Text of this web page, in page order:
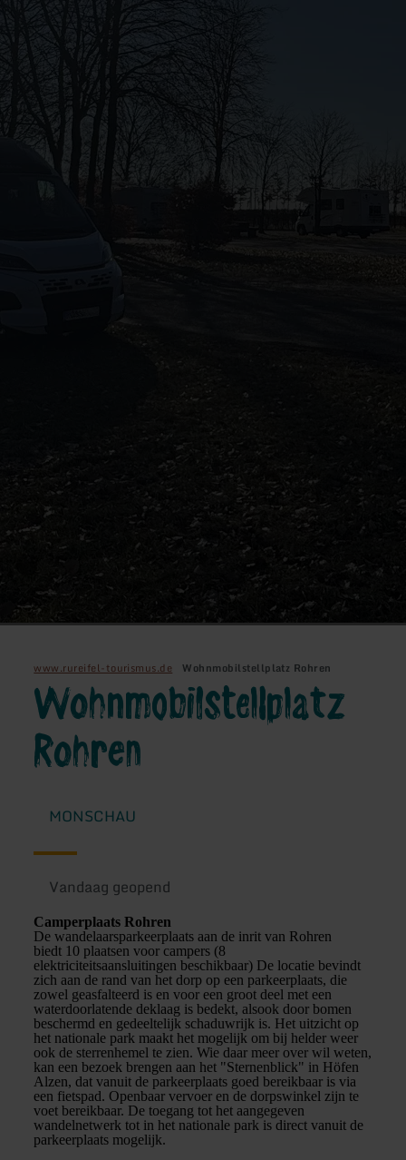
www.rureifel-tourismus.de Wohnmobilstellplatz Rohren
Wohnmobilstellplatz
Rohren
MONSCHAU
Vandaag geopend
Camperplaats Rohren
De wandelaarsparkeerplaats aan de inrit van Rohren
biedt 10 plaatsen voor campers (8
elektriciteitsaansluitingen beschikbaar) De locatie bevindt
zich aan de rand van het dorp op een parkeerplaats, die
zowel geasfalteerd is en voor een groot deel met een
waterdoorlatende deklaag is bedekt, alsook door bomen
beschermd en gedeeltelijk schaduwrijk is. Het uitzicht op
het nationale park maakt het mogelijk om bij helder weer
ook de sterrenhemel te zien. Wie daar meer over wil weten,
kan een bezoek brengen aan het "Sternenblick" in Höfen
Alzen, dat vanuit de parkeerplaats goed bereikbaar is via
een fietspad. Openbaar vervoer en de dorpswinkel zijn te
voet bereikbaar. De toegang tot het aangegeven
wandelnetwerk tot in het nationale park is direct vanuit de
parkeerplaats mogelijk.